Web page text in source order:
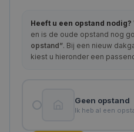
Heeft u een opstand nodig?
en is de oude opstand nog
opstand”. Bij een nieuw
kiest u hieronder een
Geen opstand
Ik heb al een